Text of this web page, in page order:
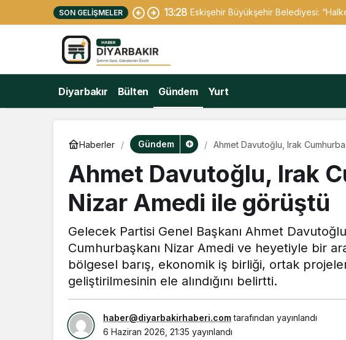
SON GELIŞMELER 13:28 Eskişehir Büyükşehir Belediyesi:
Diyarbakır Bülten Gündem Yurt
Haberler Gündem Ahmet Davutoğlu, Irak
Ahmet Davutoğlu, Irak
Nizar Amedi ile görüştü
Gelecek Partisi Genel Başkanı Ahmet
Cumhurbaşkanı Nizar Amedi ve heyetiyle bir
bölgesel barış, ekonomik iş birliği, ortak
geliştirilmesinin ele alındığını belirtti.
haber@diyarbakirhaberi.comtarafından yayınlandı
6 Haziran 2026, 21:35 yayınlandı